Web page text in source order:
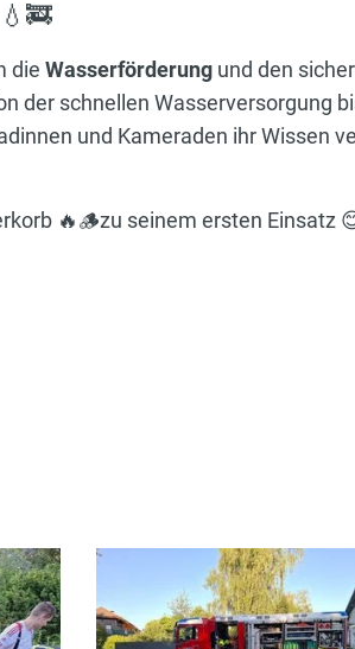
die Wasserförderung und den
der schnellen Wasserversorgung
und Kameraden ihr Wissen
🔥🪵zu seinem ersten Einsatz